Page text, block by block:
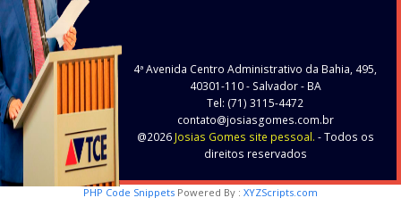
4ª Avenida Centro Administrativo da Bahia, 495,
40301-110- Salvador - BA
Tel: (71) 3115-4472
contato@josiasgomes.com.br
@2026 Josias Gomes site pessoal. - Todos os
direitos reservados
PHP Code Snippets Powered By : XYZScripts.com